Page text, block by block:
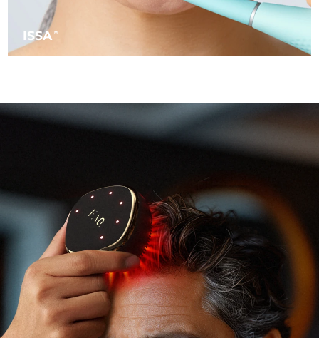
ISSATM
Słowacja
Oczekiwany czas dostawy
Słowenia
Oczekiwany czas dostawy
Południowej Afryki
Oczekiwany czas dostawy
14/8/26
Szwecja
Oczekiwany czas dostawy
12/8/26
Szwajcaria
Oczekiwany czas dostawy
Tajwan
Oczekiwany czas dostawy
17/8/26